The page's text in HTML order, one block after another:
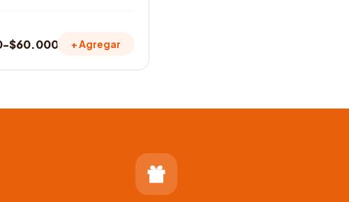
-$60.000 + Agregar